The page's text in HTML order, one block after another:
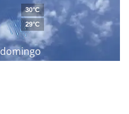
domingo
30°C
29°C